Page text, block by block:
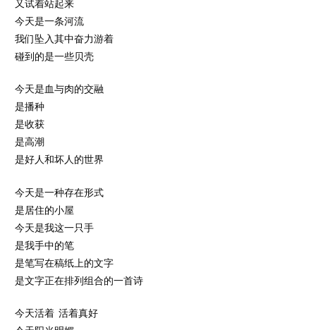
又试着站起来
今天是一条河流
我们坠入其中奋力游着
碰到的是一些贝壳
今天是血与肉的交融
是播种
是收获
是高潮
是好人和坏人的世界
今天是一种存在形式
是居住的小屋
今天是我这一只手
是我手中的笔
是笔写在稿纸上的文字
是文字正在排列组合的一首诗
今天活着 活着真好